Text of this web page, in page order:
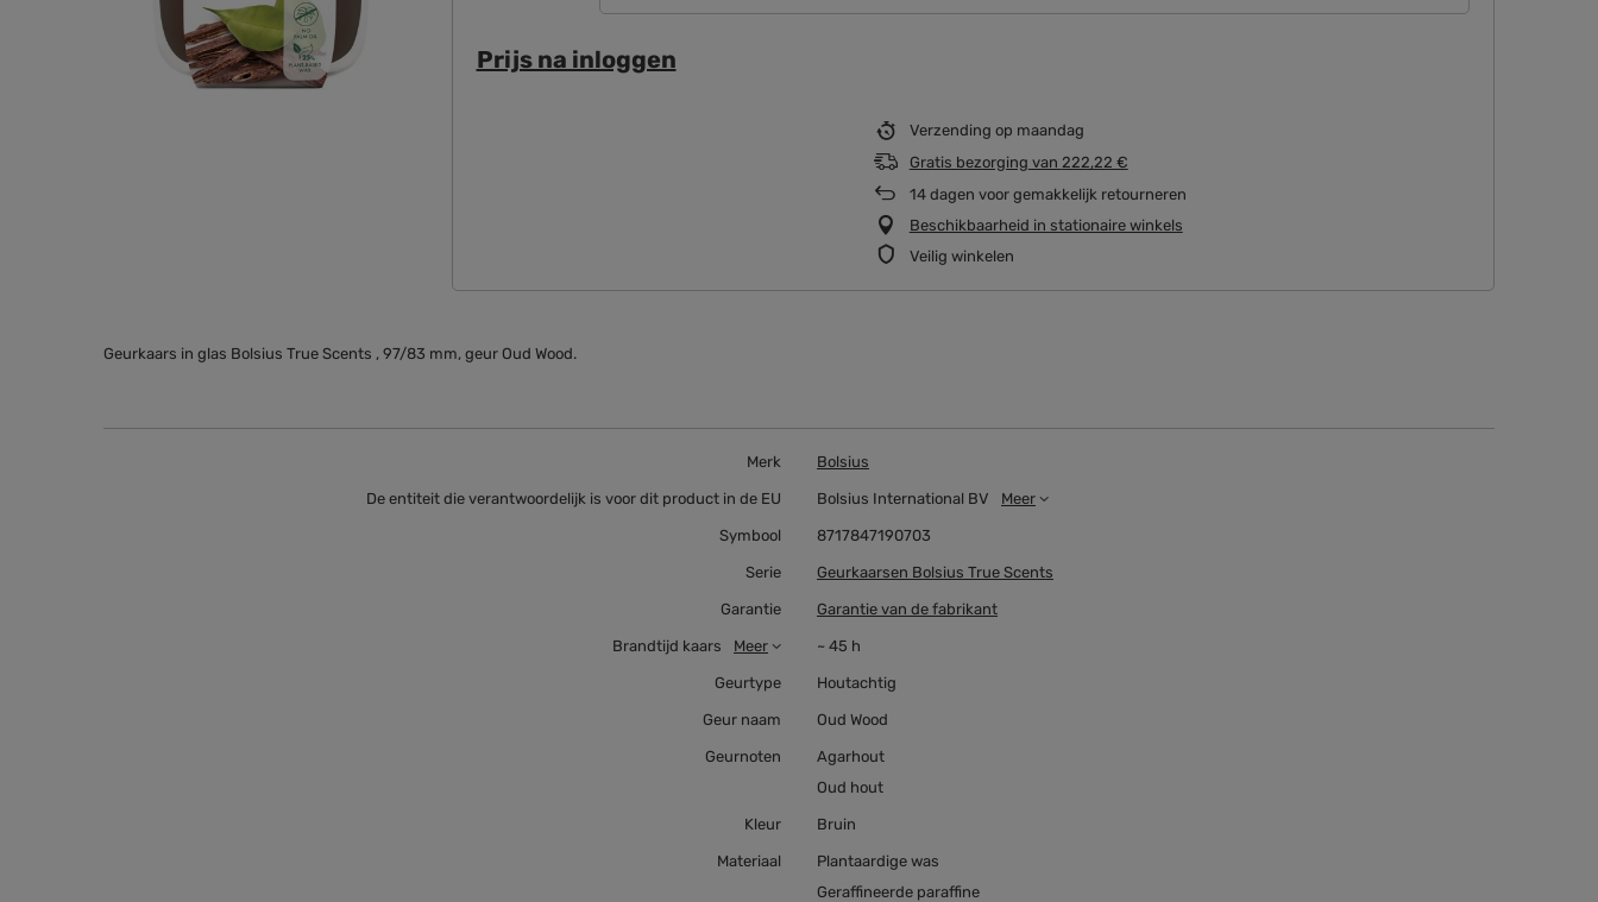
Prijs na inloggen
Verzending op maandag
Gratis bezorging van 222,22 €
14dagen voor gemakkelijk retourneren
Beschikbaarheid in stationaire winkels
Veilig winkelen
Geurkaars in glas Bolsius True Scents , 97/83 mm, geur Oud Wood.
Merk Bolsius
De entiteit die verantwoordelijk is voor dit product in de EU Bolsius International BV Meer
Symbool 8717847190703
Serie Geurkaarsen Bolsius True Scents
Garantie Garantie van de fabrikant
Brandtijd kaars Meer ~ 45 h
Geurtype Houtachtig
Geur naam Oud Wood
Geurnoten
Agarhout
Oud hout
Kleur Bruin
Materiaal
Plantaardige was
Geraffineerde paraffine